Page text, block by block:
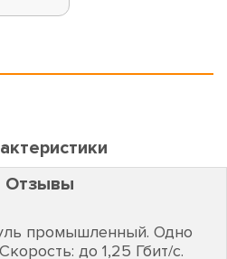
Отзывы
промышленный. Одно
до 1,25 Гбит/c.